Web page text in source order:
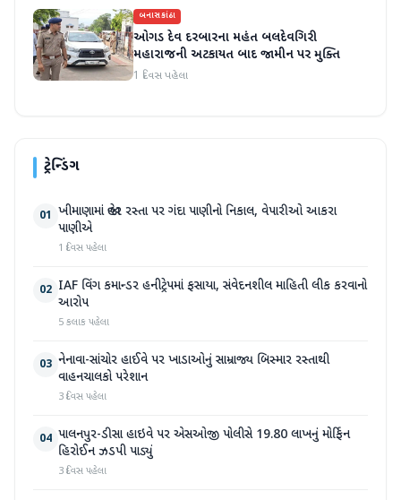
બનાસકાંઠા
ઓગડ દેવ દરબારના મહંત બલદેવગિરી
મહારાજની અટકાયત બાદ જામીન પર મુક્તિ
1 દિવસ પહેલા
ટ્રેન્ડિંગ
01 ખીમાણામાં જાહેર રસ્તા પર ગંદા પાણીનો નિકાલ, વેપારીઓ આકરા
પાણીએ
1 દિવસ પહેલા
02 IAF વિંગ કમાન્ડર હનીટ્રેપમાં ફસાયા, સંવેદનશીલ માહિતી લીક કરવાનો
આરોપ
5 કલાક પહેલા
03 નેનાવા-સાંચોર હાઈવે પર ખાડાઓનું સામ્રાજ્ય બિસ્માર રસ્તાથી
વાહનચાલકો પરેશાન
3 દિવસ પહેલા
04 પાલનપુર-ડીસા હાઇવે પર એસઓજી પોલીસે 19.80 લાખનું મોર્ફિન
હિરોઈન ઝડપી પાડ્યું
3 દિવસ પહેલા